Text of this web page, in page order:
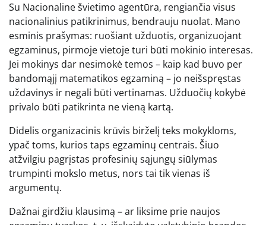
Su Nacionaline švietimo agentūra, rengiančia visus
nacionalinius patikrinimus, bendrauju nuolat. Mano
esminis prašymas: ruošiant užduotis, organizuojant
egzaminus, pirmoje vietoje turi būti mokinio interesas.
Jei mokinys dar nesimokė temos – kaip kad buvo per
bandomąjį matematikos egzaminą – jo neišspręstas
uždavinys ir negali būti vertinamas. Užduočių kokybė
privalo būti patikrinta ne vieną kartą.
Didelis organizacinis krūvis birželį teks mokykloms,
ypač toms, kurios taps egzaminų centrais. Šiuo
atžvilgiu pagrįstas profesinių sąjungų siūlymas
trumpinti mokslo metus, nors tai tik vienas iš
argumentų.
Dažnai girdžiu klausimą – ar liksime prie naujos